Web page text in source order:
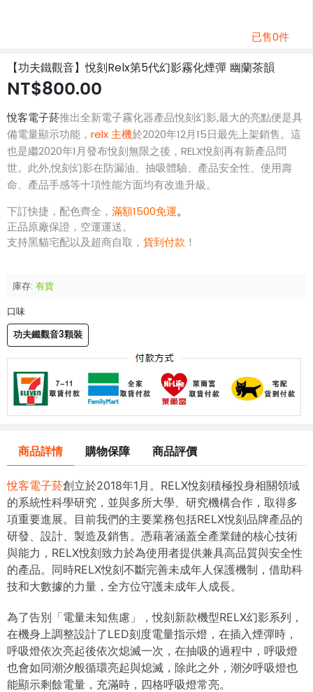
已售0件
【功夫鐵觀音】悅刻Relx第5代幻影霧化煙彈 幽蘭茶韻
NT$800.00
悅客電子菸推出全新電子霧化器產品悅刻幻影,最大的亮點便是具
備電量顯示功能， relx 主機於2020年12月15日最先上架銷售。這
也是繼2020年1月發布悅刻無限之後，RELX悅刻再有新產品問
世。此外,悅刻幻影在防漏油、抽吸體驗、產品安全性、使用壽
命、產品手感等十項性能方面均有改進升級。
下訂快捷，配色齊全， 滿額1500免運。
正品原廠保證，空運運送。
支持黑貓宅配以及超商自取， 貨到付款 ！
庫存: 有貨
口味
功夫鐵觀音3顆裝
商品詳情 購物保障 商品評價
悅客電子菸創立於2018年1月。RELX悅刻積極投身相關領域
的系統性科學研究，並與多所大學、研究機構合作，取得多
項重要進展。目前我們的主要業務包括RELX悅刻品牌產品的
研發、設計、製造及銷售。憑藉著涵蓋全產業鏈的核心技術
與能力，RELX悅刻致力於為使用者提供兼具高品質與安全性
的產品。同時RELX悅刻不斷完善未成年人保護機制，借助科
技和大數據的力量，全方位守護未成年人成長。
為了告別「電量未知焦慮」，悅刻新款機型RELX幻影系列，
在機身上調整設計了LED刻度電量指示燈，在插入煙彈時，
呼吸燈依次亮起後依次熄滅一次，在抽吸的過程中，呼吸燈
也會如同潮汐般循環亮起與熄滅，除此之外，潮汐呼吸燈也
能顯示剩餘電量，充滿時，四格呼吸燈常亮。